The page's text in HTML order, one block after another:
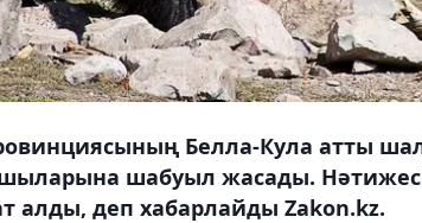
Белла-Кула атты
шабуыл жасады.
алды, деп хабарлайды Zakon.kz.